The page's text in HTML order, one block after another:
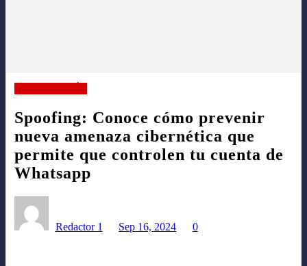
Spoofing: Conoce cómo prevenir
nueva amenaza cibernética que
permite que controlen tu cuenta de
Whatsapp
Redactor 1 Sep 16, 2024 0